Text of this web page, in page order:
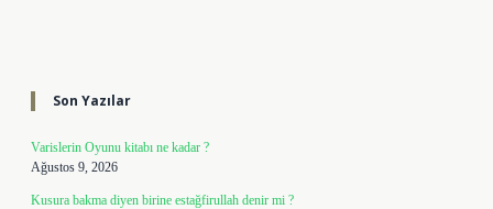
Son Yazılar
Varislerin Oyunu kitabı ne kadar ?
Ağustos 9, 2026
Kusura bakma diyen birine estağfirullah denir mi ?